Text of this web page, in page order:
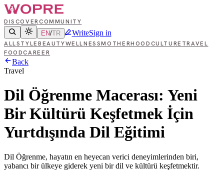
DISCOVERCOMMUNITY
EN/TR WriteSign in
ALLSTYLE BEAUTYWELLNESSMOTHERHOOD CULTURE TRAVEL
FOODCAREER
Back
Travel
Dil Öğrenme Macerası: Yeni
Bir Kültürü Keşfetmek İçin
Yurtdışında Dil Eğitimi
Dil Öğrenme, hayatın en heyecan verici deneyimlerinden biri,
yabancı bir ülkeye giderek yeni bir dil ve kültürü keşfetmektir.